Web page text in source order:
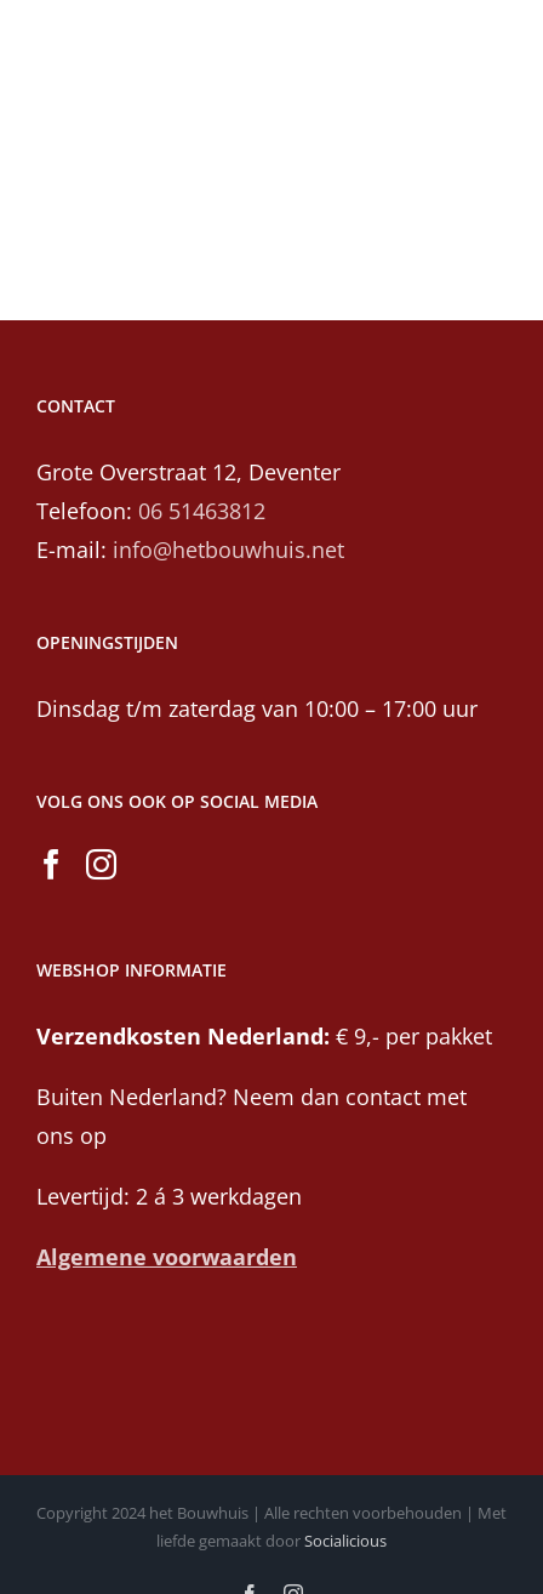
CONTACT
Grote Overstraat 12, Deventer
Telefoon: 06 51463812
E-mail: info@hetbouwhuis.net
OPENINGSTIJDEN
Dinsdag t/m zaterdag van 10:00 – 17:00 uur
VOLG ONS OOK OP SOCIAL MEDIA
WEBSHOP INFORMATIE
Verzendkosten Nederland: € 9,- per pakket
Buiten Nederland? Neem dan contact met
ons op
Levertijd: 2 á 3 werkdagen
Algemene voorwaarden
Copyright 2024 het Bouwhuis | Alle rechten voorbehouden | Met
liefde gemaakt doorSocialicious